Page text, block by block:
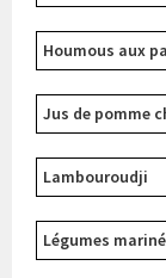
Houmous aux
Jus de pomme
Lambouroudji
Légumes